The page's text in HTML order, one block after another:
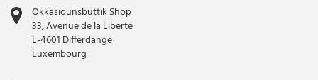
Okkasiounsbuttik Shop
33, Avenue de la Liberté
L-4601 Differdange
Luxembourg